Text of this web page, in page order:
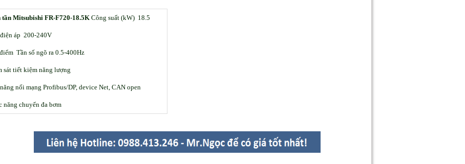
tần Mitsubishi FR-F720-18.5KCông suất (kW) 18.5
áp 200-240V
Tần số ngõ ra 0.5-400Hz
sát tiết kiệm năng lượng
nối mạng Profibus/DP, device Net, CAN open
năng chuyển đa bơm